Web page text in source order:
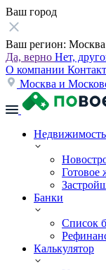
Ваш город
Ваш регион: Москва
Да, верно Нет,
О компании
Москва и
Недвижимость
Готовое
Банки
Список
Калькулятор